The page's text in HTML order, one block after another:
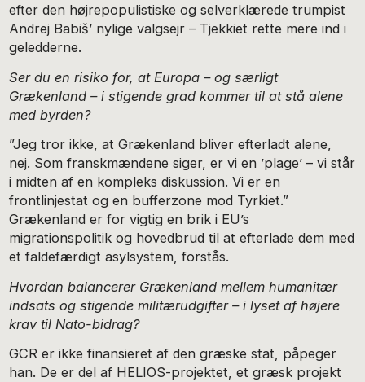
efter den højrepopulistiske og selverklærede trumpist
Andrej Babiš’ nylige valgsejr – Tjekkiet rette mere ind i
geledderne.
Ser du en risiko for, at Europa – og særligt
Grækenland – i stigende grad kommer til at stå alene
med byrden?
”Jeg tror ikke, at Grækenland bliver efterladt alene,
nej. Som franskmændene siger, er vi en ’plage’ – vi står
i midten af en kompleks diskussion. Vi er en
frontlinjestat og en bufferzone mod Tyrkiet.”
Grækenland er for vigtig en brik i EU’s
migrationspolitik og hovedbrud til at efterlade dem med
et faldefærdigt asylsystem, forstås.
Hvordan balancerer Grækenland mellem humanitær
indsats og stigende militærudgifter – i lyset af højere
krav til Nato-bidrag?
GCR er ikke finansieret af den græske stat, påpeger
han. De er del af HELIOS-projektet, et græsk projekt